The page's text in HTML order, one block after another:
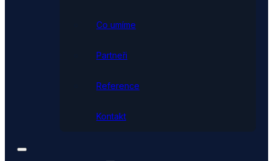
Co umíme
Partneři
Reference
Kontakt